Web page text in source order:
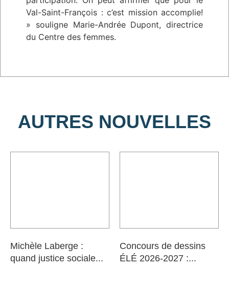
Val-Saint-François : c’est mission accomplie!
» souligne Marie-Andrée Dupont, directrice
du Centre des femmes.
AUTRES NOUVELLES
Michèle Laberge :
quand justice sociale...
Concours de dessins
ÉLÉ 2026-2027 :...